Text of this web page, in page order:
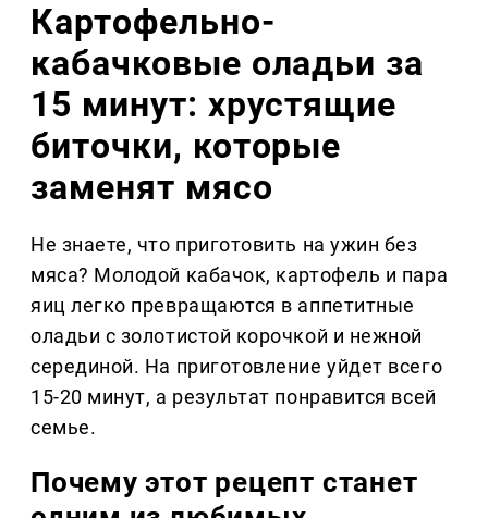
Картофельно-
кабачковые оладьи за
15 минут: хрустящие
биточки, которые
заменят мясо
Не знаете, что приготовить на ужин без
мяса? Молодой кабачок, картофель и пара
яиц легко превращаются в аппетитные
оладьи с золотистой корочкой и нежной
серединой. На приготовление уйдет всего
15-20 минут, а результат понравится всей
семье.
Почему этот рецепт станет